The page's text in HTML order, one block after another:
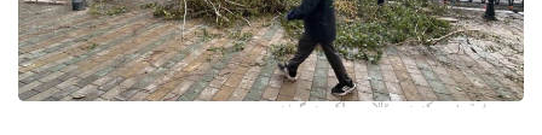
فوتو: وسكەمەن قالاسى اكىمدىگىنەن